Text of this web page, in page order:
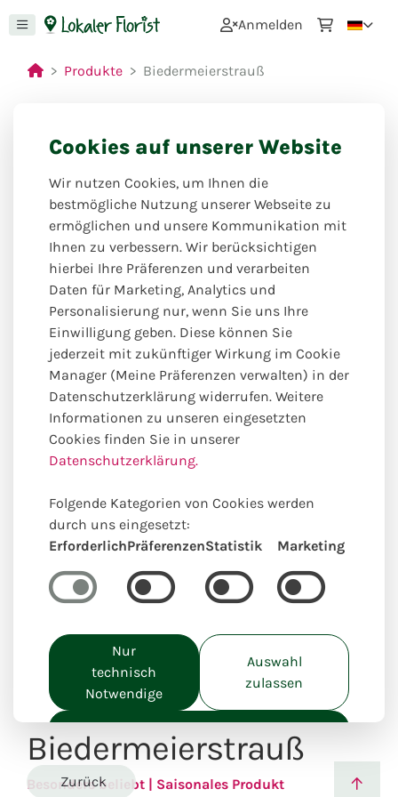
Anmelden
Produkte Biedermeierstrauß
Biedermeierstrauß
Besonders beliebt | Saisonales Produkt
Zurück
Cookies auf unserer Website
Wir nutzen Cookies, um Ihnen die
bestmögliche Nutzung unserer Webseite zu
ermöglichen und unsere Kommunikation mit
Ihnen zu verbessern. Wir berücksichtigen
hierbei Ihre Präferenzen und verarbeiten
Daten für Marketing, Analytics und
Personalisierung nur, wenn Sie uns Ihre
Einwilligung geben. Diese können Sie
jederzeit mit zukünftiger Wirkung im Cookie
Manager (Meine Präferenzen verwalten) in der
Datenschutzerklärung widerrufen. Weitere
Informationen zu unseren eingesetzten
Cookies finden Sie in unserer
Datenschutzerklärung.
Folgende Kategorien von Cookies werden
durch uns eingesetzt:
ErforderlichPräferenzenStatistik Marketing
Nur
technisch
Notwendige
Auswahl
zulassen
Alle akzeptieren